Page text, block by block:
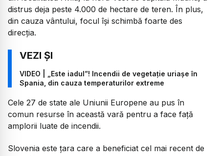
distrus deja peste 4.000 de hectare de teren. În plus,
din cauza vântului, focul își schimbă foarte des
direcția.
VIDEO | „Este iadul”! Incendii de vegetație uriașe în
Spania, din cauza temperaturilor extreme
Cele 27 de state ale Uniunii Europene au pus în
comun resurse în această vară pentru a face față
amplorii luate de incendii.
Slovenia este țara care a beneficiat cel mai recent de